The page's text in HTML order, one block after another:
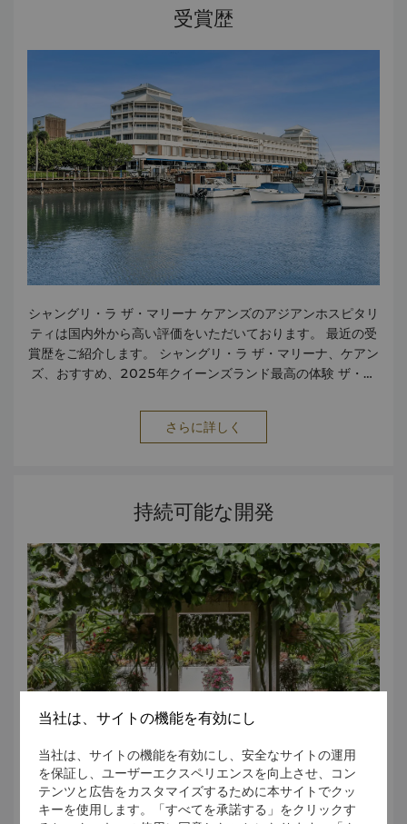
ビス タクシー・リムジンの予約サービス 近辺のヘリコプター
朝食は6～10時30分 | ランチは水～日曜日の12～14時30分
| ディナーは水～土曜日の17時30分～21時30分まで営業
ザ・バックヤードバー＆ガーデン – 水～日曜日の11～21時
30分まで営業 プールバー （プールサイド1階） – 12～18
時まで営業 （天候による） ザ・バックヤードによるルーム
サービス – 朝食は6～10時30分、オールデーダイニングは
10時30分～22時まで営業 レストラン1軒、バー2軒 ビジ
ネスセンター シャングリ・ラ ホテル ザ・マリーナ ケアンズ
のビジネスセンターでは、きめ細かなビジネスサービスと充
実した設備をご用意しております。24時間ご利用いただける
ビジネスセンターでは、以下のサービスと設備をご利用いた
ト接続（無料） 会議室・重役用会議室 サービス ファイリン
グサービス 宅配サービス ファックスサービス インターネッ
ト接続 レーザープリントサービス コピーサービス スキャン
サービス ワープロ/翻訳/通訳サービス 設備 オーディオビジ
クター 携帯電話レンタル コピーサービス プリンター
受賞歴
シャングリ・ラ ザ・マリーナ ケアンズのアジアンホスピタリ
ティは国内外から高い評価をいただいております。 最近の受
賞歴をご紹介します。 シャングリ・ラ ザ・マリーナ、ケアン
ズ、おすすめ、2025年クイーンズランド最高の体験 ザ・バ
験に推薦 トリップアドバイザー「トラベラーズ チョイス ア
ワード」（2024年）（レストラン「ザ・バックヤード」）
ケティングコミュニケーション担当マネージャーにご連絡く
電話：(61) 7 4052 7639
さらに詳しく
持続可能な開発
シャングリ・ラ ザ・マリーナ ケアンズは、経済的、社会的、
当社は、サイトの機能を有効にし
当社は、サイトの機能を有効にし、安全なサイトの運用
を保証し、ユーザーエクスペリエンスを向上させ、コン
テンツと広告をカスタマイズするために本サイトでクッ
キーを使用します。「すべてを承諾する」をクリックす